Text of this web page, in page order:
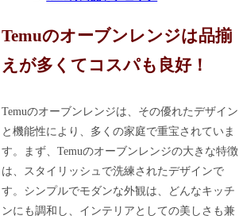
Temuのオーブンレンジは品揃
えが多くてコスパも良好！
Temuのオーブンレンジは、その優れたデザイン
と機能性により、多くの家庭で重宝されていま
す。まず、Temuのオーブンレンジの大きな特徴
は、スタイリッシュで洗練されたデザインで
す。シンプルでモダンな外観は、どんなキッチ
ンにも調和し、インテリアとしての美しさも兼